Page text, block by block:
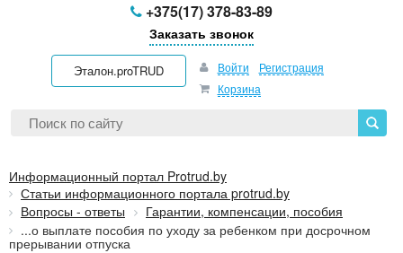
+375(17) 378-83-89
Заказать звонок
Эталон.proTRUD Войти
Регистрация
Корзина
Информационный портал Protrud.by
Статьи информационного портала protrud.by
Вопросы - ответы
Гарантии, компенсации, пособия
...о выплате пособия по уходу за ребенком при досрочном
прерывании отпуска